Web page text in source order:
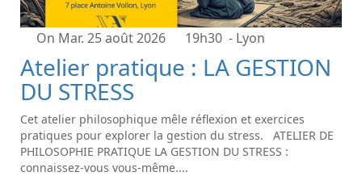
On Mar. 25 août 2026 19h30 - Lyon
Atelier pratique : LA GESTION
DU STRESS
Cet atelier philosophique mêle réflexion et exercices
pratiques pour explorer la gestion du stress. ATELIER DE
PHILOSOPHIE PRATIQUE LA GESTION DU STRESS :
connaissez-vous vous-même....